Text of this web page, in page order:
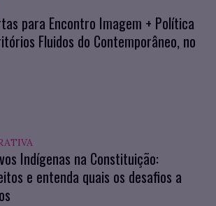
para Encontro Imagem + Política
Fluidos do Contemporâneo, no
Indígenas na Constituição:
e entenda quais os desafios a